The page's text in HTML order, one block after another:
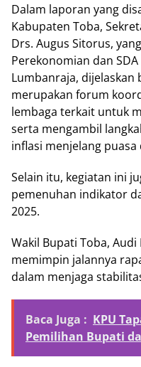
Dalam laporan yang
Kabupaten Toba,
Drs. Augus Sitorus,
Perekonomian dan
Lumbanraja, dijelaskan
merupakan forum
lembaga terkait untuk
serta mengambil
inflasi menjelang puasa
Selain itu, kegiatan ini
pemenuhan indikator
2025.
Wakil Bupati Toba,
memimpin jalannya
dalam menjaga
Baca Juga : KPU
Pemilihan Bupati